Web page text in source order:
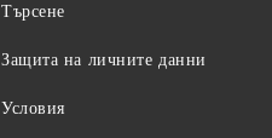
Търсене
Защита на личните данни
Условия